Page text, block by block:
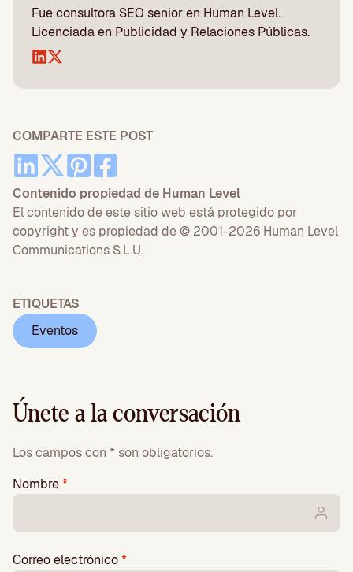
Fue consultora SEO senior en Human Level.
Licenciada en Publicidad y Relaciones Públicas.
COMPARTE ESTE POST
Contenido propiedad de Human Level
El contenido de este sitio web está protegido por
copyright y es propiedad de © 2001-2026 Human Level
Communications S.L.U.
ETIQUETAS
Eventos
Únete a la conversación
Los campos con * son obligatorios.
Nombre*
Correo electrónico*